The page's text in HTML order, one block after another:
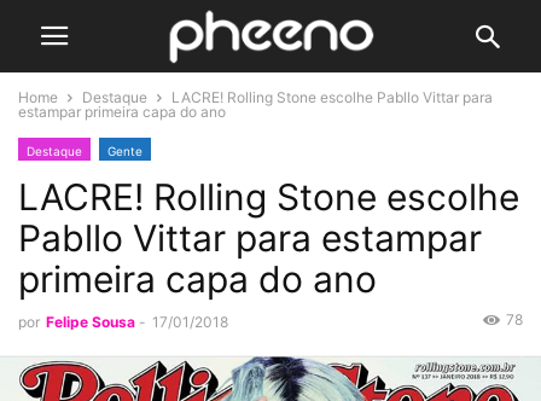
Home Destaque
LACRE! Rolling Stone escolhe Pabllo Vittar para
estampar primeira capa do ano
Destaque Gente
LACRE! Rolling Stone escolhe
Pabllo Vittar para estampar
primeira capa do ano
por Felipe Sousa - 17/01/2018 78